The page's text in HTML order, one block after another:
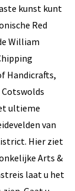
kunst kunt
Red
William
Handicrafts,
ultieme
van
Hier ziet
Arts &
laat u het